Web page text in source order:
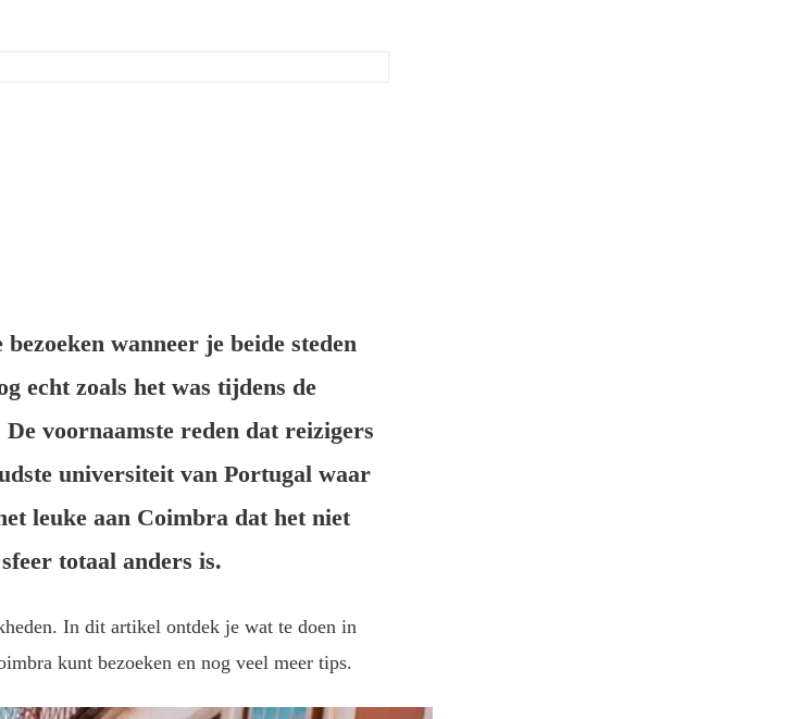
wanneer je beide steden
echt zoals het was tijdens de
voornaamste reden dat reizigers
universiteit van Portugal waar
leuke aan Coimbra dat het niet
totaal anders is.
In dit artikel ontdek je wat te doen in
kunt bezoeken en nog veel meer tips.